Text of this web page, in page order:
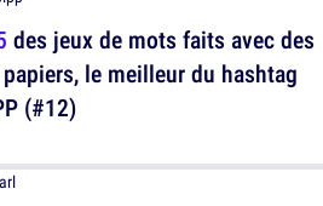
des jeux de mots faits avec des
le meilleur du hashtag
(#12)